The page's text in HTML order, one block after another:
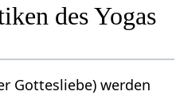
des Yogas
Gottesliebe) werden